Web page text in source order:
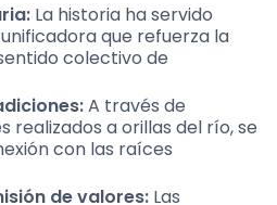
La historia ha servido
que refuerza la
colectivo de
A través de
realizados a orillas del río, se
con las raíces
de valores: Las